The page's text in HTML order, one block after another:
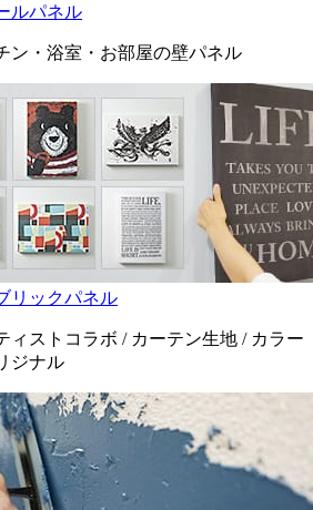
ルパネル
ン・浴室・お部屋の壁パネル
リックパネル
ィストコラボ / カーテン生地 / カラー
ジナル